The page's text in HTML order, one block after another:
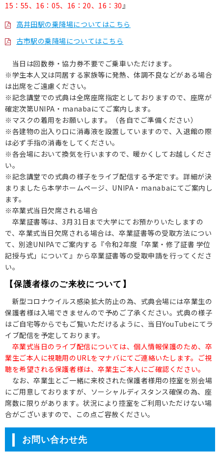
15：55、16：05、16：20、16：30』
高井田駅の乗降場についてはこちら
古市駅の乗降場についてはこちら
当日は回数券・協力券不要でご乗車いただけます。
※学生本人又は同居する家族等に発熱、体調不良などがある場合
は出席をご遠慮ください。
※記念講堂での式典は全席座席指定としておりますので、座席が
確定次第UNIPA・manabaにてご案内します。
※マスクの着用をお願いします。（各自でご準備ください）
※各建物の出入り口に消毒液を設置していますので、入退館の際
は必ず手指の消毒をしてください。
※各会場において換気を行いますので、暖かくしてお越しくださ
い。
※記念講堂での式典の様子をライブ配信する予定です。詳細が決
まりましたら本学ホームページ、UNIPA・manabaにてご案内し
ます。
※卒業式当日欠席される場合
卒業証書等は、3月31日まで大学にてお預かりいたしますの
で、卒業式当日欠席される場合は、卒業証書等の受取方法につい
て、別途UNIPAでご案内する『令和2年度「卒業・修了証書 学位
記授与式」について』から卒業証書等の受取申請を行ってくださ
い。
【保護者様のご来校について】
新型コロナウイルス感染拡大防止の為、式典会場には卒業生の
保護者様は入場できませんので予めご了承ください。式典の様子
はご自宅等からでもご覧いただけるように、当日YouTubeにてラ
イブ配信を予定しております。
卒業式当日のライブ配信については、個人情報保護のため、卒
業生ご本人に視聴用のURLをマナバにてご連絡いたします。ご視
聴を希望される保護者様は、卒業生ご本人にご確認ください。
なお、卒業生とご一緒に来校された保護者様用の控室を別会場
にご用意しておりますが、ソーシャルディスタンス確保の為、座
席数に限りがあります。状況により控室をご利用いただけない場
合がございますので、この点ご容赦ください。
お問い合わせ先